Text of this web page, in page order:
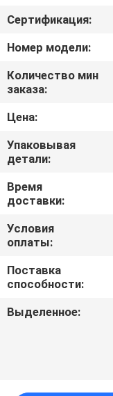
ПРОВЕРКА
КАЧЕСТВА
СВЯЖИТЕСЬ
МЫ
НОВОСТИ
СЛУЧАИ
СПРОСИТЕ
ЦИТАТУ
SITEMAP
Сертификация:
Номер модели:
Количество мин
заказа:
Цена:
Упаковывая
детали:
Время
доставки:
Условия
оплаты:
Поставка
способности:
Выделенное: